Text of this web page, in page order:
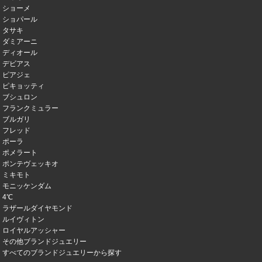
ショーメ
ショパール
タサキ
ダミアーニ
ディオール
デビアス
ピアジェ
ピキョッティ
ブシュロン
フランクミュラー
ブルガリ
フレッド
ポーラ
ポメラート
ポンテヴェッキオ
ミキモト
モニッケンダム
4℃
ラザールダイヤモンド
ルイヴィトン
ロイヤルアッシャー
その他ブランドジュエリー
すべてのブランドジュエリーから探す